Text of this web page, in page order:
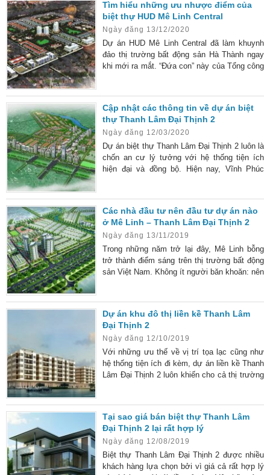
đâu mới thực sự là đơn vị bán dự án uy tín
để gửi gắm niềm tin. Đơn vị bán dự án HUD
Mê Linh uy tín, có
Tìm hiểu những ưu nhược điểm của
biệt thự HUD Mê Linh Central
Ngày đăng 13/12/2020
Dự án HUD Mê Linh Central đã làm khuynh
đảo thị trường bất động sản Hà Thành ngay
khi mới ra mắt. “Đứa con” này của Tổng công
“vàng” biệt thự Hud Mê Linh Vị trí mà dự án
HUD Mê Linh Central đang tọa lạc có sự tiện
lợi trong việc kết nối giao thông nội và
Cập nhật các thông tin về dự án biệt
thự Thanh Lâm Đại Thịnh 2
Ngày đăng 12/03/2020
Dự án biệt thự Thanh Lâm Đại Thịnh 2 luôn là
chốn an cư lý tưởng với hệ thống tiện ích
hiện đại và đồng bộ. Hiện nay, Vĩnh Phúc
nhắc đến biệt thự Thanh Lâm Đại Thịnh 2 với
quỹ đất lên đến 14.000 ha cùng nhiều yếu tố
đắc địa mang đến cuộc sống hiện đại và ấn
tượng. Tổng
Các nhà đầu tư nên đầu tư dự án nào
ở Mê Linh – Thanh Lâm Đại Thịnh 2
Ngày đăng 13/11/2019
Trong những năm trở lại đây, Mê Linh bỗng
trở thành điểm sáng trên thị trường bất động
sản Việt Nam. Không ít người băn khoăn: nên
tương lai Thanh Lâm Đại Thịnh thuộc dự án
quy hoạch đô thị mới của Mê Linh, với tổng
diện tích 14000 ha. Sở hữu các thế mạnh về
địa hình, quy
Dự án khu đô thị liền kề Thanh Lâm
Đại Thịnh 2
Ngày đăng 12/10/2019
Với những ưu thế về vị trí tọa lạc cũng như
hệ thống tiện ích đi kèm, dự án liền kề Thanh
Lâm Đại Thịnh 2 luôn khiến cho cả thị trường
chắc hẳn những anh em trong giới đầu tư bất
động sản sẽ không thể bỏ qua dự án khu đô
thị liền kề Thanh Lâm Đại Thịnh
Tại sao giá bán biệt thự Thanh Lâm
Đại Thịnh 2 lại rất hợp lý
Ngày đăng 12/08/2019
Biệt thự Thanh Lâm Đại Thịnh 2 được nhiều
khách hàng lựa chọn bởi vì giá cả rất hợp lý